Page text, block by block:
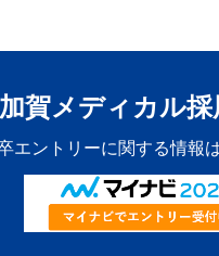
加賀メディカル採
エントリーに関する情報